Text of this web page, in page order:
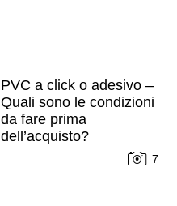
PVC a click o adesivo –
Quali sono le condizioni
da fare prima
dell’acquisto?
7